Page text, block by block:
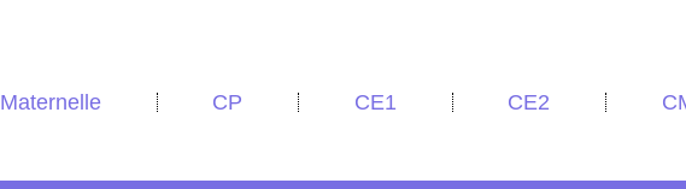
Maternelle CP CE1 CE2